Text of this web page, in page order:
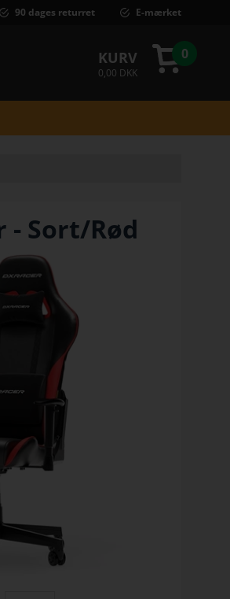
90 dages returret E-mærket
KURV
0,00 DKK
0
- Sort/Rød